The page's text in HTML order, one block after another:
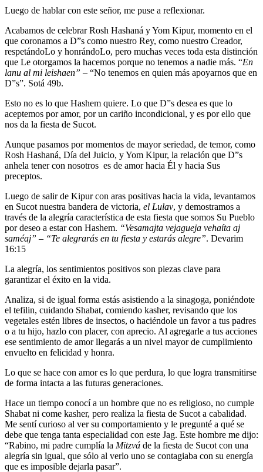
Luego de hablar con este señor, me puse a reflexionar.
Acabamos de celebrar Rosh Hashaná y Yom Kipur, momento en el
que coronamos a D”s como nuestro Rey, como nuestro Creador,
respetándoLo y honrándoLo, pero muchas veces toda esta distinción
que Le otorgamos la hacemos porque no tenemos a nadie más. “En
lanu al mi leishaen” – “No tenemos en quien más apoyarnos que en
D”s”. Sotá 49b.
Esto no es lo que Hashem quiere. Lo que D”s desea es que lo
aceptemos por amor, por un cariño incondicional, y es por ello que
nos da la fiesta de Sucot.
Aunque pasamos por momentos de mayor seriedad, de temor, como
Rosh Hashaná, Día del Juicio, y Yom Kipur, la relación que D”s
anhela tener con nosotros es de amor hacia Él y hacia Sus
preceptos.
Luego de salir de Kipur con aras positivas hacia la vida, levantamos
en Sucot nuestra bandera de victoria, el Lulav, y demostramos a
través de la alegría característica de esta fiesta que somos Su Pueblo
por deseo a estar con Hashem. “Vesamajta vejagueja vehaíta aj
saméaj” – “Te alegrarás en tu fiesta y estarás alegre”. Devarim
16:15
La alegría, los sentimientos positivos son piezas clave para
garantizar el éxito en la vida.
Analiza, si de igual forma estás asistiendo a la sinagoga, poniéndote
el tefilin, cuidando Shabat, comiendo kasher, revisando que los
vegetales estén libres de insectos, o haciéndole un favor a tus padres
o a tu hijo, hazlo con placer, con aprecio. Al agregarle a tus acciones
ese sentimiento de amor llegarás a un nivel mayor de cumplimiento
envuelto en felicidad y honra.
Lo que se hace con amor es lo que perdura, lo que logra transmitirse
de forma intacta a las futuras generaciones.
Hace un tiempo conocí a un hombre que no es religioso, no cumple
Shabat ni come kasher, pero realiza la fiesta de Sucot a cabalidad.
Me sentí curioso al ver su comportamiento y le pregunté a qué se
debe que tenga tanta especialidad con este Jag. Este hombre me dijo:
“Rabino, mi padre cumplía la Mitzvá de la fiesta de Sucot con una
alegría sin igual, que sólo al verlo uno se contagiaba con su energía
que es imposible dejarla pasar”.